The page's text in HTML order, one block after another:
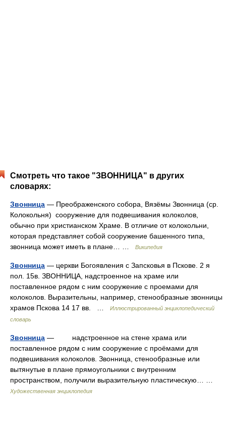
Смотреть что такое "ЗВОННИЦА" в других
словарях:
Звонница — Преображенского собора, Вязёмы Звонница (ср.
Колокольня) сооружение для подвешивания колоколов,
обычно при христианском Храме. В отличие от колокольни,
которая представляет собой сооружение башенного типа,
звонница может иметь в плане… …
Википедия
Звонница — церкви Богоявления с Запсковья в Пскове. 2 я
пол. 15в. ЗВОННИЦА, надстроенное на храме или
поставленное рядом с ним сооружение с проемами для
колоколов. Выразительны, например, стенообразные звонницы
храмов Пскова 14 17 вв. …
Иллюстрированный энциклопедический
словарь
Звонница — надстроенное на стене храма или
поставленное рядом с ним сооружение с проёмами для
подвешивания колоколов. Звонница, стенообразные или
вытянутые в плане прямоугольники с внутренним
пространством, получили выразительную пластическую… …
Художественная энциклопедия